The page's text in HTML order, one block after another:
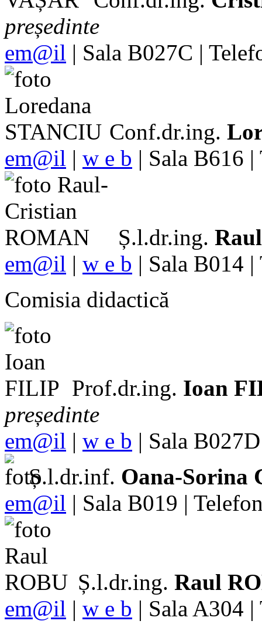
președinte
em@il | Sala B027C |
Conf.dr.ing.
em@il | w e b | Sala B616
Ș.l.dr.ing.
em@il | w e b | Sala B014
Comisia didactică
Prof.dr.ing. Ioan
președinte
em@il | w e b | Sala
Ș.l.dr.inf. Oana-Sorina
em@il | Sala B019 |
Ș.l.dr.ing. Raul
em@il | w e b | Sala A304